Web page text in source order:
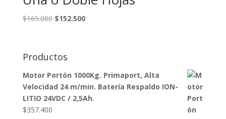
$165.000 El
era:
$152.500El
Productos
Motor Portón 1000Kg. Primaport, Alta
Velocidad 24 m/min. Batería Respaldo ION-
LITIO 24VDC / 2,5Ah.
$357.400